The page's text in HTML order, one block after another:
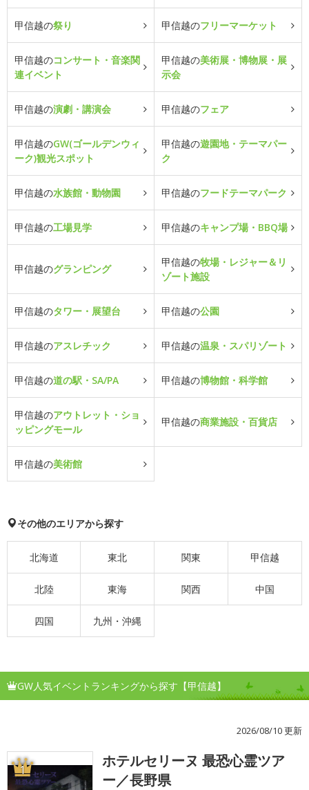
甲信越の祭り 甲信越のフリーマーケット
甲信越のコンサート・音楽関
連イベント
甲信越の美術展・博物展・展
示会
甲信越の演劇・講演会 甲信越のフェア
甲信越のGW(ゴールデンウィ
ーク)観光スポット
甲信越の遊園地・テーマパー
ク
甲信越の水族館・動物園 甲信越のフードテーマパーク
甲信越の工場見学 甲信越のキャンプ場・BBQ場
甲信越のグランピング
甲信越の牧場・レジャー＆リ
ゾート施設
甲信越のタワー・展望台 甲信越の公園
甲信越のアスレチック 甲信越の温泉・スパリゾート
甲信越の道の駅・SA/PA 甲信越の博物館・科学館
甲信越のアウトレット・ショ
ッピングモール
甲信越の商業施設・百貨店
甲信越の美術館
その他のエリアから探す
北海道 東北 関東 甲信越
北陸 東海 関西 中国
四国 九州・沖縄
GW人気イベントランキングから探す【甲信越】
2026/08/10 更新
1
ホテルセリーヌ 最恐心霊ツア
ー／長野県